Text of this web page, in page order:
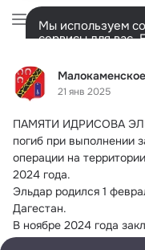
21 янв 2025
ПАМЯТИ ИДРИСОВА
погиб при выполнении
операции на
2024 года.
Эльдар родился 1
Дагестан.
В ноябре 2024 года
Служил в воинской
Мы используем
сервисы для вас.
представитель.
Разрешить все
Лента Участники
Дополнительная
колонка
Всё1 844